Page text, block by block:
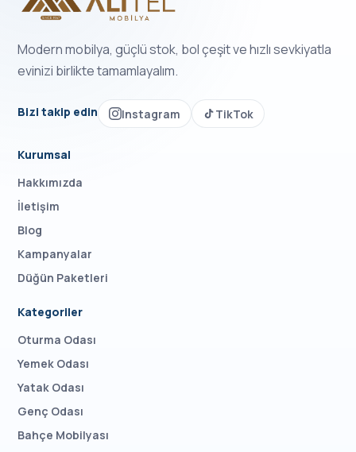
Modern mobilya, güçlü stok, bol çeşit ve hızlı sevkiyatla
evinizi birlikte tamamlayalım.
Bizi takip edin Instagram TikTok
Kurumsal
Hakkımızda
İletişim
Blog
Kampanyalar
Düğün Paketleri
Kategoriler
Oturma Odası
Yemek Odası
Yatak Odası
Genç Odası
Bahçe Mobilyası